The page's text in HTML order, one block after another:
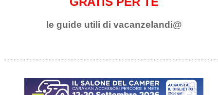
le guide utili di vacanzelandi@